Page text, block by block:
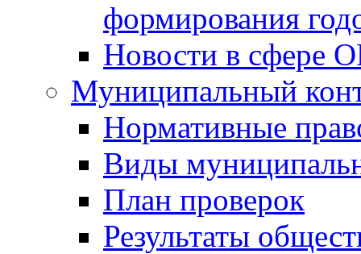
формирования
Новости в сфере
Муниципальный
Нормативные
Виды
План проверок
Результаты